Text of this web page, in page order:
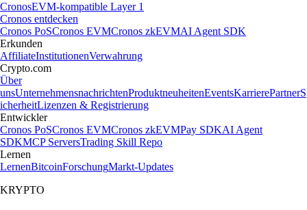
CronosEVM-kompatible Layer 1
Cronos entdecken
Cronos PoSCronos EVMCronos zkEVMAI Agent SDK
Erkunden
AffiliateInstitutionenVerwahrung
Crypto.com
Über
unsUnternehmensnachrichtenProduktneuheitenEventsKarrierePartnerS
icherheitLizenzen & Registrierung
Entwickler
Cronos PoSCronos EVMCronos zkEVMPay SDKAI Agent
SDKMCP ServersTrading Skill Repo
Lernen
LernenBitcoinForschungMarkt-Updates
KRYPTO